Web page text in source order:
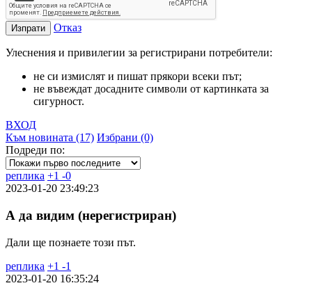
Изпрати Отказ
Улеснения и привилегии за регистрирани потребители:
не си измислят и пишат прякори всеки път;
не въвеждат досадните символи от картинката за
сигурност.
ВХОД
Към новината (17) Избрани (0)
Подреди по:
реплика +1 -0
2023-01-20 23:49:23
А да видим (нерегистриран)
Дали ще познаете този път.
реплика +1 -1
2023-01-20 16:35:24